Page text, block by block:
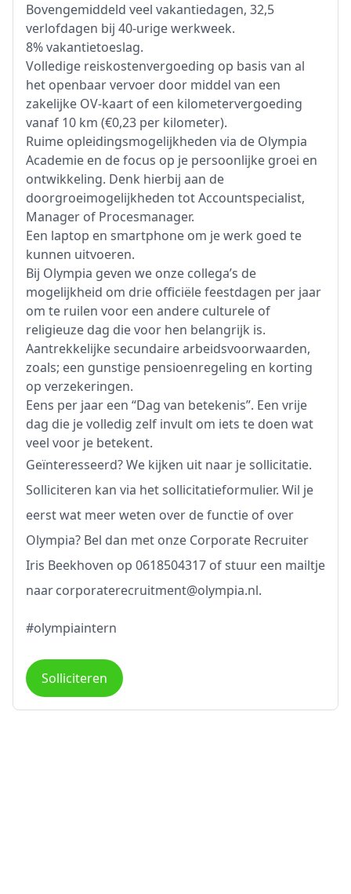
Bovengemiddeld veel vakantiedagen, 32,5
verlofdagen bij 40-urige werkweek.
8% vakantietoeslag.
Volledige reiskostenvergoeding op basis van al
het openbaar vervoer door middel van een
zakelijke OV-kaart of een kilometervergoeding
vanaf 10 km (€0,23 per kilometer).
Ruime opleidingsmogelijkheden via de Olympia
Academie en de focus op je persoonlijke groei en
ontwikkeling. Denk hierbij aan de
doorgroeimogelijkheden tot Accountspecialist,
Manager of Procesmanager.
Een laptop en smartphone om je werk goed te
kunnen uitvoeren.
Bij Olympia geven we onze collega’s de
mogelijkheid om drie officiële feestdagen per jaar
om te ruilen voor een andere culturele of
religieuze dag die voor hen belangrijk is.
Aantrekkelijke secundaire arbeidsvoorwaarden,
zoals; een gunstige pensioenregeling en korting
op verzekeringen.
Eens per jaar een “Dag van betekenis”. Een vrije
dag die je volledig zelf invult om iets te doen wat
veel voor je betekent.
Geïnteresseerd? We kijken uit naar je sollicitatie.
Solliciteren kan via het sollicitatieformulier. Wil je
eerst wat meer weten over de functie of over
Olympia? Bel dan met onze Corporate Recruiter
Iris Beekhoven op 0618504317 of stuur een mailtje
naar corporaterecruitment@olympia.nl.
#olympiaintern
Solliciteren